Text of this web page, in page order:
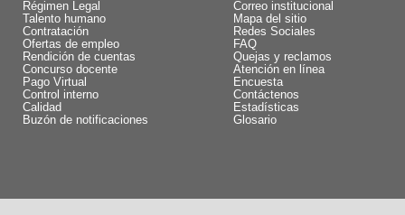
Régimen Legal
Talento humano
Contratación
Ofertas de empleo
Rendición de cuentas
Concurso docente
Pago Virtual
Control interno
Calidad
Buzón de notificaciones
Correo institucional
Mapa del sitio
Redes Sociales
FAQ
Quejas y reclamos
Atención en línea
Encuesta
Contáctenos
Estadísticas
Glosario